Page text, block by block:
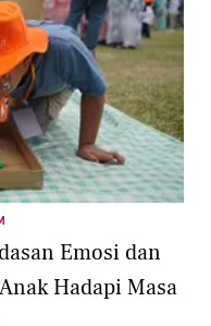
Emosi dan
Hadapi Masa